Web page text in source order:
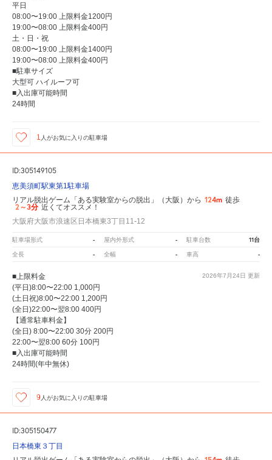
平日
08:00〜19:00 上限料金1200円
19:00〜08:00 上限料金400円
土・日・祝
08:00〜19:00 上限料金1400円
19:00〜08:00 上限料金400円
■駐車サイズ
大型可 ハイルーフ可
■入出庫可能時間
24時間
1 人がお気に入りの駐車場
ID:305149105
恵美須町駅東第1駐車場
リアル脱出ゲーム「ある実験室からの脱出」（大阪）から 124m 徒歩
2～3分 近くてオススメ！
大阪府大阪市浪速区日本橋東3丁目11-12
駐車場形式 - 屋内外形式 - 駐車台数 11台
全長 - 全幅 - 車高 -
2026年7月24日 更新
■上限料金
(平日)8:00〜22:00 1,000円
(土日祝)8:00〜22:00 1,200円
(全日)22:00〜翌8:00 400円
【通常駐車料金】
(全日) 8:00〜22:00 30分 200円
22:00〜翌8:00 60分 100円
■入出庫可能時間
24時間(年中無休)
9 人がお気に入りの駐車場
ID:305150477
日本橋東３丁目